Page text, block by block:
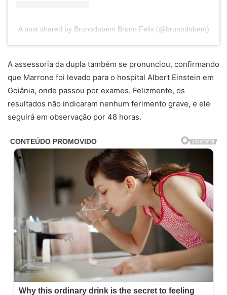
A post shared by Brunodobem Bruno Felix (@brunodobem)
A assessoria da dupla também se pronunciou, confirmando
que Marrone foi levado para o hospital Albert Einstein em
Goiânia, onde passou por exames. Felizmente, os
resultados não indicaram nenhum ferimento grave, e ele
seguirá em observação por 48 horas.